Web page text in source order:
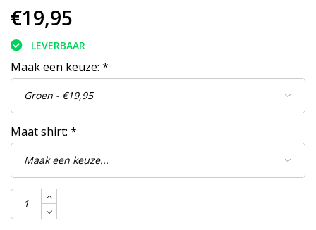
€19,95
LEVERBAAR
Maak een keuze: *
Maat shirt: *